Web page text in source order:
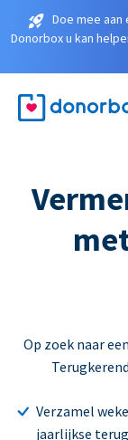
Doe mee aan
Donorbox u kan
Op zoek naar
Verzamel
jaarlijkse